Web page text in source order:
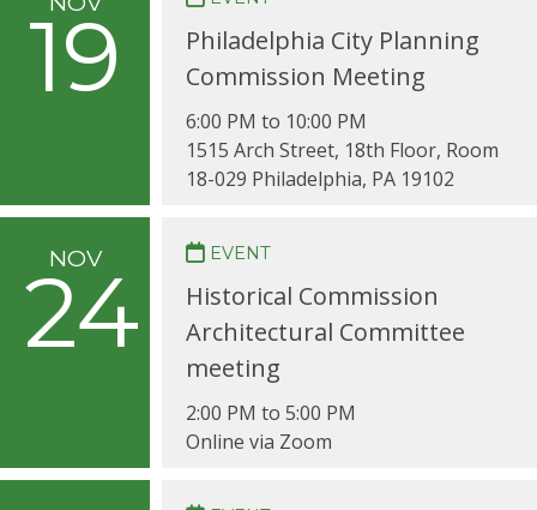
19
Philadelphia City Planning
Commission Meeting
6:00 PM to 10:00 PM
1515 Arch Street, 18th Floor, Room
18-029 Philadelphia, PA 19102
NOV
24
EVENT
Historical Commission
Architectural Committee
meeting
2:00 PM to 5:00 PM
Online via Zoom